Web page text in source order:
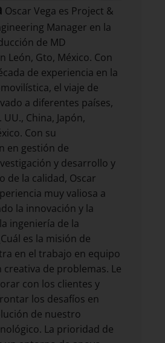
Oscar Vega es Project &
Manager en la
de MD
León, Gto, México. Con
de experiencia en la
el viaje de
a diferentes países,
China, Japón,
Con su
en gestión de
y desarrollo y
de la calidad, Oscar
muy valiosa a
la innovación y la
ingeniería de la
es la misión de
en el trabajo en equipo
creativa de problemas. Le
con los clientes y
los desafíos en
de nuestro
La prioridad de